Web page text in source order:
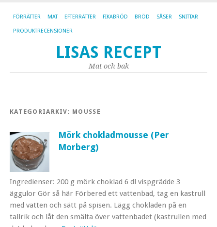
FÖRRÄTTER MAT EFTERRÄTTER FIKABRÖD BRÖD SÅSER SNITTAR
PRODUKTRECENSIONER
LISAS RECEPT
Mat och bak
KATEGORIARKIV: MOUSSE
Mörk chokladmousse (Per
Morberg)
Ingredienser: 200 g mörk choklad 6 dl vispgrädde 3
äggulor Gör så här Förbered ett vattenbad, tag en kastrull
med vatten och sätt på spisen. Lägg chokladen på en
tallrik och låt den smälta över vattenbadet (kastrullen med